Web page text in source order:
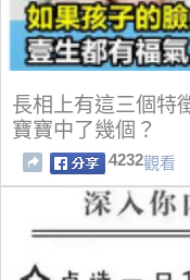
長相上有這三個特
寶寶中了幾個？
4232觀看